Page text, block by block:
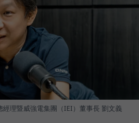
經理暨威強電集團（IEI）董事長 劉文義